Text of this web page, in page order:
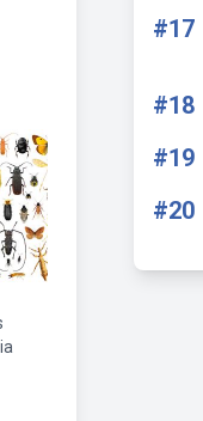
#17
#18
#19
#20